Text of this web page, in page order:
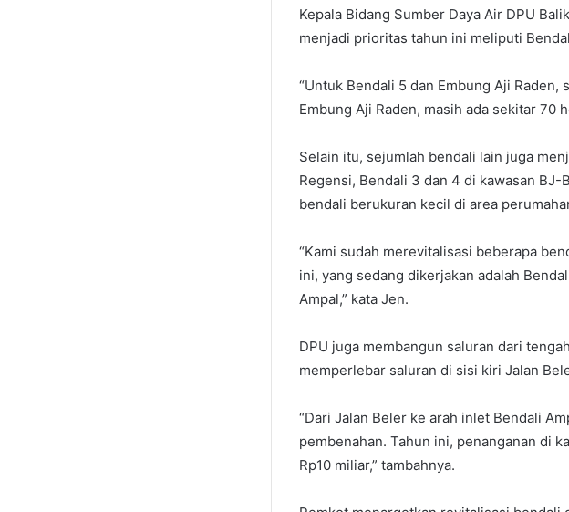
Kepala Bidang Sumber Daya Air DPU
menjadi prioritas tahun ini meliputi
“Untuk Bendali 5 dan Embung Aji
Embung Aji Raden, masih ada sekitar 70
Selain itu, sejumlah bendali lain juga
Regensi, Bendali 3 dan 4 di kawasan
bendali berukuran kecil di area
“Kami sudah merevitalisasi beberapa
ini, yang sedang dikerjakan adalah
Ampal,” kata Jen.
DPU juga membangun saluran dari
memperlebar saluran di sisi kiri Jalan
“Dari Jalan Beler ke arah inlet Bendali
pembenahan. Tahun ini, penanganan di
Rp10 miliar,” tambahnya.